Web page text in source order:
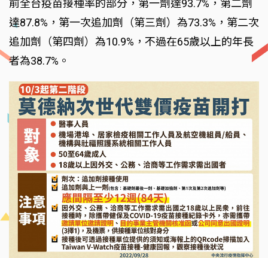
前全台疫苗接種率的部分，第一劑達93.7%，第二劑
達87.8%，第一次追加劑（第三劑）為73.3%，第二次
追加劑（第四劑）為10.9%，不過在65歲以上的年長
者為38.7%。